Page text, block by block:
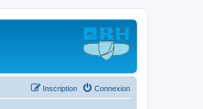
Connexion
Inscription